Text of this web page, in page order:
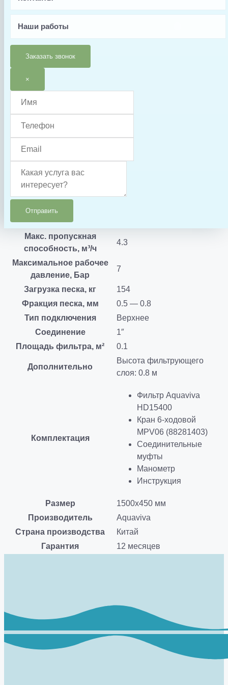
Наши работы
Заказать звонок
×
Отправить
Телефон
Заявка
Заказать
Характеристики
Заводской артикул
88012725
Назначение
Фильтрующий элемент
Корпус фильтра
Армированное
Диаметр фильтра, мм
Макс. пропускная
способность, м³/ч
4.3
Максимальное рабочее
давление, Бар
7
Загрузка песка, кг
154
Фракция песка, мм
0.5 — 0.8
Тип подключения
Верхнее
Соединение
1″
Площадь фильтра, м²
0.1
Дополнительно
Высота фильтрующего
слоя: 0.8 м
Комплектация
Фильтр Aquaviva
HD15400
Кран 6-ходовой
MPV06 (88281403)
Соединительные
муфты
Манометр
Инструкция
Размер
1500х450 мм
Производитель
Aquaviva
Страна производства
Китай
Гарантия
12 месяцев